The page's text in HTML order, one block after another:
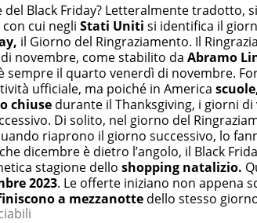
Black Friday? Letteralmente tradotto,
cui negli Stati Uniti si identifica il
il Giorno del Ringraziamento. Il
novembre, come stabilito da Abramo
sempre il quarto venerdì di novembre.
ufficiale, ma poiché in America
chiuse durante il Thanksgiving, i giorni di
Di solito, nel giorno del
riaprono il giorno successivo, lo
dicembre è dietro l’angolo, il Black
stagione dello shopping natalizio.
2023. Le offerte iniziano non appena
a mezzanotte dello stesso